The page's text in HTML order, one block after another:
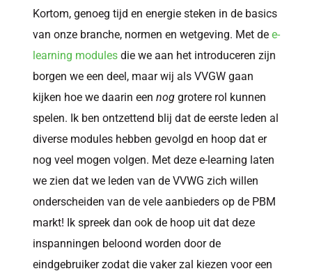
Kortom, genoeg tijd en energie steken in de basics
van onze branche, normen en wetgeving. Met de e-
learning modulesdie we aan het introduceren zijn
borgen we een deel, maar wij als VVGW gaan
kijken hoe we daarin een noggrotere rol kunnen
spelen. Ik ben ontzettend blij dat de eerste leden al
diverse modules hebben gevolgd en hoop dat er
nog veel mogen volgen. Met deze e-learning laten
we zien dat we leden van de VVWG zich willen
onderscheiden van de vele aanbieders op de PBM
markt! Ik spreek dan ook de hoop uit dat deze
inspanningen beloond worden door de
eindgebruiker zodat die vaker zal kiezen voor een